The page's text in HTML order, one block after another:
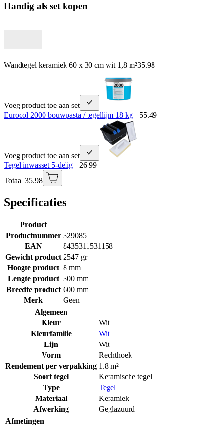
Handig als set kopen
Wandtegel keramiek 60 x 30 cm wit 1,8 m²35.98
Voeg product toe aan set
Eurocol 2000 bouwpasta / tegellijm 18 kg+ 55.49
Voeg product toe aan set
Tegel inwasset 5-delig+ 26.99
Totaal 35.98
Specificaties
Product
Productnummer 329085
EAN
8435311531158
Gewicht product 2547 gr
Hoogte product 8 mm
Lengte product 300 mm
Breedte product 600 mm
Merk
Geen
Algemeen
Kleur
Wit
Kleurfamilie
Wit
Lijn
Wit
Vorm
Rechthoek
Rendement per verpakking 1.8 m²
Soort tegel
Keramische tegel
Type
Tegel
Materiaal
Keramiek
Afwerking
Geglazuurd
Afmetingen